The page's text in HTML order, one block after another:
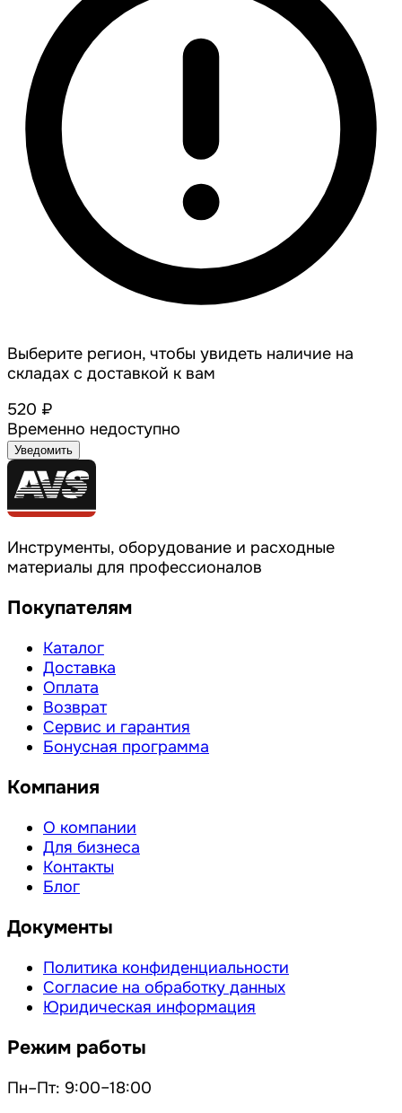
Выберите регион, чтобы увидеть наличие на
складах с доставкой к вам
520 ₽
Временно недоступно
Уведомить
Инструменты, оборудование и расходные
материалы для профессионалов
Покупателям
Каталог
Доставка
Оплата
Возврат
Сервис и гарантия
Бонусная программа
Компания
О компании
Для бизнеса
Контакты
Блог
Документы
Политика конфиденциальности
Согласие на обработку данных
Юридическая информация
Режим работы
Пн–Пт: 9:00–18:00